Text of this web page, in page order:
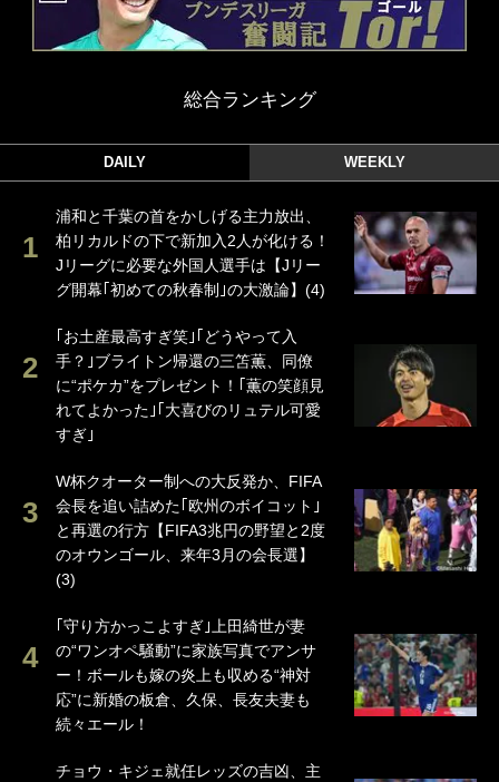
総合ランキング
DAILY WEEKLY
浦和と千葉の首をかしげる主力放出、
柏リカルドの下で新加入2人が化ける！
Jリーグに必要な外国人選手は【Jリー
グ開幕｢初めての秋春制｣の大激論】(4)
｢お土産最高すぎ笑｣｢どうやって入
手？｣ブライトン帰還の三笘薫、同僚
に“ポケカ”をプレゼント！｢薫の笑顔見
れてよかった｣｢大喜びのリュテル可愛
すぎ｣
W杯クオーター制への大反発か、FIFA
会長を追い詰めた｢欧州のボイコット｣
と再選の行方【FIFA3兆円の野望と2度
のオウンゴール、来年3月の会長選】
(3)
｢守り方かっこよすぎ｣上田綺世が妻
の“ワンオペ騒動”に家族写真でアンサ
ー！ボールも嫁の炎上も収める“神対
応”に新婚の板倉、久保、長友夫妻も
続々エール！
チョウ・キジェ就任レッズの吉凶、主